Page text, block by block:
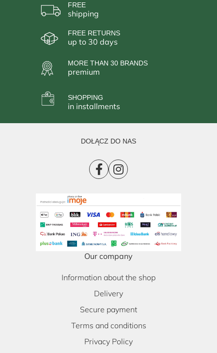
FREE
shipping
FREE RETURNS
up to 30 days
MORE THAN 30 BRANDS
premium
SHOPPING
in installments
DOŁĄCZ DO NAS
Our company
Information about the shop
Delivery
Secure payment
Terms and conditions
Privacy Policy